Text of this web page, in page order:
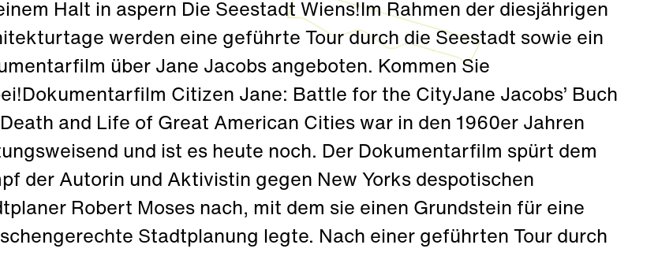
Halt in aspern Die Seestadt Wiens!Im Rahmen der diesjährigen
werden eine geführte Tour durch die Seestadt sowie ein
über Jane Jacobs angeboten. Kommen Sie
Citizen Jane: Battle for the CityJane Jacobs’ Buch
Death and Life of Great American Cities war in den 1960er Jahren
und ist es heute noch. Der Dokumentarfilm spürt dem
der Autorin und Aktivistin gegen New Yorks despotischen
Robert Moses nach, mit dem sie einen Grundstein für eine
Stadtplanung legte. Nach einer geführten Tour durch